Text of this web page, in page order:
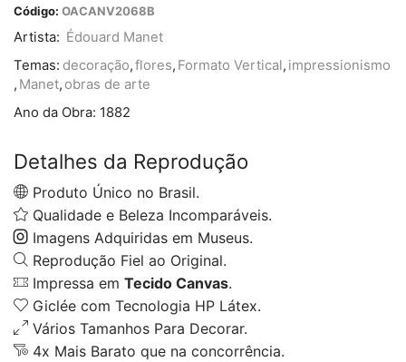
Código: OACANV2068B
Artista: Édouard Manet
Temas: decoração,flores, Formato Vertical, impressionismo
, Manet, obras de arte
Ano da Obra: 1882
Detalhes da Reprodução
Produto Único no Brasil.
Qualidade e Beleza Incomparáveis.
Imagens Adquiridas em Museus.
Reprodução Fiel ao Original.
Impressa em Tecido Canvas.
Giclée com Tecnologia HP Látex.
Vários Tamanhos Para Decorar.
4x Mais Barato que na concorrência.